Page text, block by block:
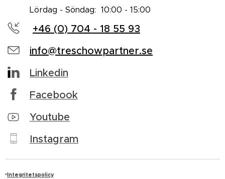
Lördag - Söndag: 10:00 - 15:00
+46 (0) 704 - 18 55 93
info@treschowpartner.se
Linkedin
Facebook
Youtube
Instagram
* Integritetspolicy